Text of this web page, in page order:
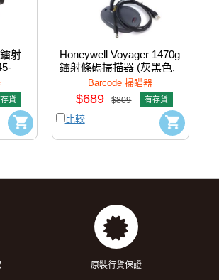
射
貨
Honeywell Voyager 1470g
鐳射條碼掃描器 (灰黑色,
連支架)  #1470g2D-2Usb-
Barcode 掃瞄器
$689 $809 有存貨
比較
原裝行貨保證